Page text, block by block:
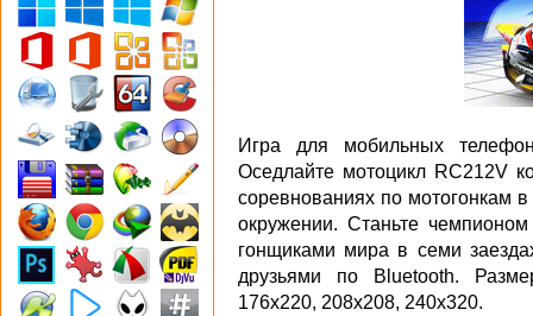
Игра для мобильных
Оседлайте мотоцикл RC212V
соревнованиях по мотогонкам
окружении. Станьте
гонщиками мира в семи
друзьями по Bluetooth.
176х220, 208х208, 240х320.